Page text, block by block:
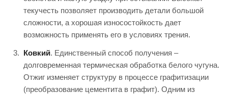
текучесть позволяет производить детали большой
сложности, а хорошая износостойкость дает
возможность применять его в условиях трения.
Ковкий. Единственный способ получения –
долговременная термическая обработка белого чугуна.
Отжиг изменяет структуру в процессе графитизации
(преобразование цементита в графит). Одним из